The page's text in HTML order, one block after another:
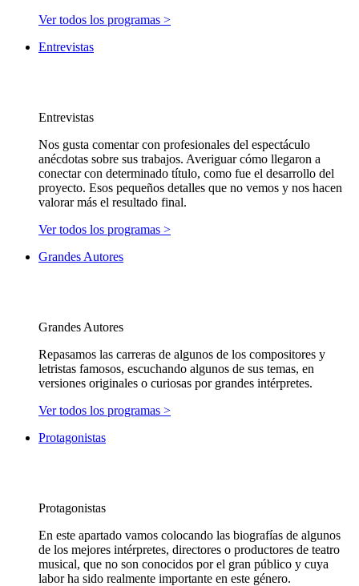
Ver todos los programas >
Entrevistas
Entrevistas
Nos gusta comentar con profesionales del espectáculo
anécdotas sobre sus trabajos. Averiguar cómo llegaron a
conectar con determinado título, como fue el desarrollo del
proyecto. Esos pequeños detalles que no vemos y nos hacen
valorar más el resultado final.
Ver todos los programas >
Grandes Autores
Grandes Autores
Repasamos las carreras de algunos de los compositores y
letristas famosos, escuchando algunos de sus temas, en
versiones originales o curiosas por grandes intérpretes.
Ver todos los programas >
Protagonistas
Protagonistas
En este apartado vamos colocando las biografías de algunos
de los mejores intérpretes, directores o productores de teatro
musical, que no son conocidos por el gran público y cuya
labor ha sido realmente importante en este género.